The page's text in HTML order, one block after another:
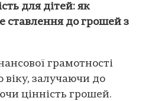
для дітей: як
ставлення до грошей з
грамотності
віку, залучаючи до
цінність грошей.